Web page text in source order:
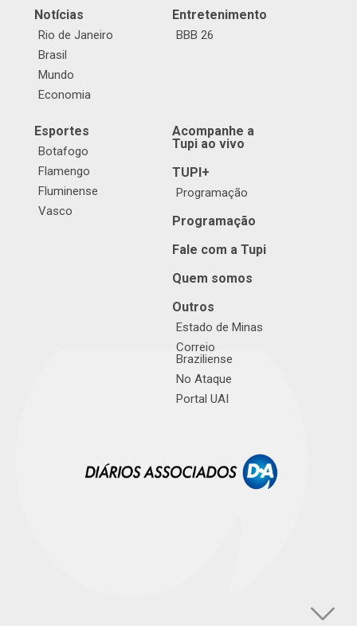
Notícias
Rio de Janeiro
Brasil
Mundo
Economia
Entretenimento
BBB 26
Esportes
Botafogo
Flamengo
Fluminense
Vasco
Acompanhe a
Tupi ao vivo
TUPI+
Programação
Programação
Fale com a Tupi
Quem somos
Outros
Estado de Minas
Correio
Braziliense
No Ataque
Portal UAI